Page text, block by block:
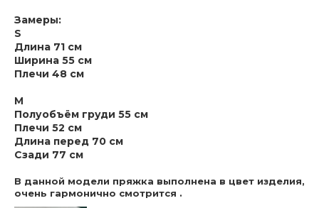
Замеры:
S
Длина 71 см
Ширина 55 см
Плечи 48 см
M
Полуобъём груди 55 см
Плечи 52 см
Длина перед 70 см
Сзади 77 см
В данной модели пряжка выполнена в цвет изделия,
очень гармонично смотрится .